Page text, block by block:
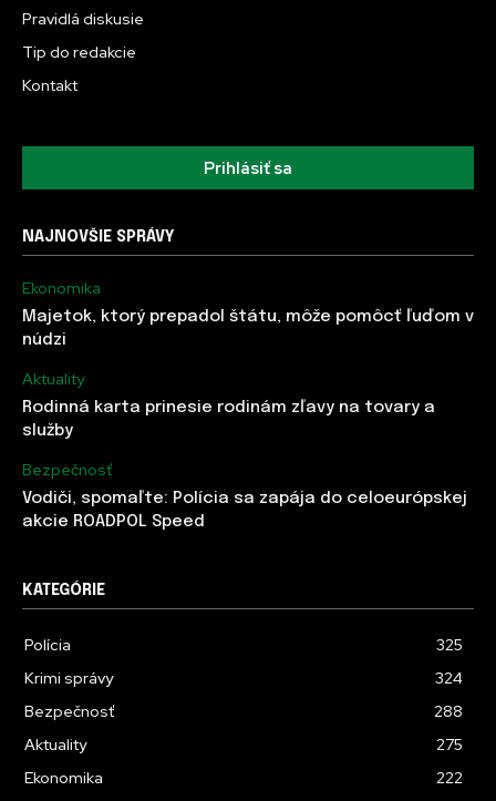
Pravidlá diskusie
Tip do redakcie
Kontakt
Prihlásiť sa
NAJNOVŠIE SPRÁVY
Ekonomika
Majetok, ktorý prepadol štátu, môže pomôcť ľuďom v
núdzi
Aktuality
Rodinná karta prinesie rodinám zľavy na tovary a
služby
Bezpečnosť
Vodiči, spomaľte: Polícia sa zapája do celoeurópskej
akcie ROADPOL Speed
KATEGÓRIE
Polícia
325
Krimi správy
324
Bezpečnosť
288
Aktuality
275
Ekonomika
222